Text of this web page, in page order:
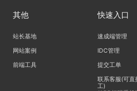
其他
站长基地
网站案例
前端工具
快速入口
速成端管理
IDC管理
提交工单
联系客服(可直
工)